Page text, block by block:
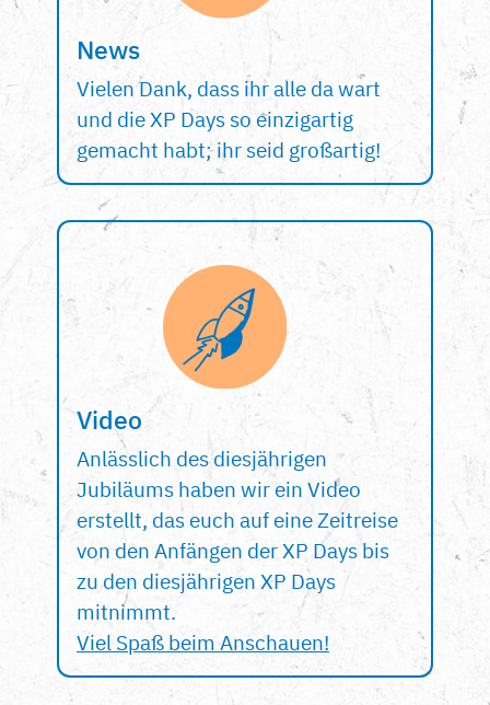
News
Vielen Dank, dass ihr alle da wart
und die XP Days so einzigartig
gemacht habt; ihr seid großartig!
Video
Anlässlich des diesjährigen
Jubiläums haben wir ein Video
erstellt, das euch auf eine Zeitreise
von den Anfängen der XP Days bis
zu den diesjährigen XP Days
mitnimmt.
Viel Spaß beim Anschauen!